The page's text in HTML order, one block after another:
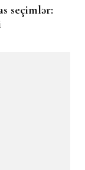
seçimlər: